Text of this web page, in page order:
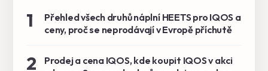
1
Přehled všech druhů náplní HEETS pro IQOS a
ceny, proč se neprodávají v Evropě příchutě
2
Prodej a cena IQOS, kde koupit IQOS v akci